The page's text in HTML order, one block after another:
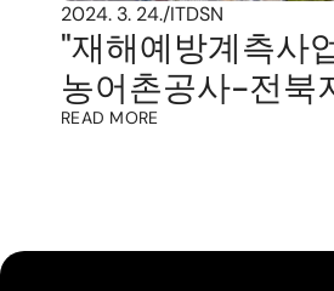
2024. 3. 24./ITDSN
"재해예방계측사
농어촌공사-전북
READ MORE